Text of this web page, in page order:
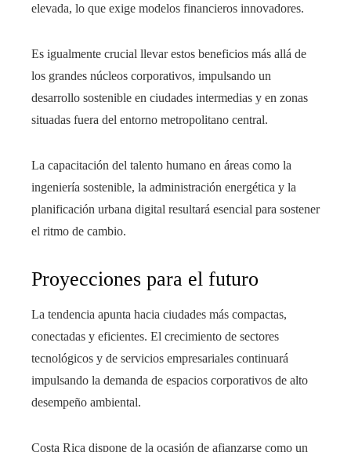
elevada, lo que exige modelos financieros innovadores.
Es igualmente crucial llevar estos beneficios más allá de
los grandes núcleos corporativos, impulsando un
desarrollo sostenible en ciudades intermedias y en zonas
situadas fuera del entorno metropolitano central.
La capacitación del talento humano en áreas como la
ingeniería sostenible, la administración energética y la
planificación urbana digital resultará esencial para sostener
el ritmo de cambio.
Proyecciones para el futuro
La tendencia apunta hacia ciudades más compactas,
conectadas y eficientes. El crecimiento de sectores
tecnológicos y de servicios empresariales continuará
impulsando la demanda de espacios corporativos de alto
desempeño ambiental.
Costa Rica dispone de la ocasión de afianzarse como un